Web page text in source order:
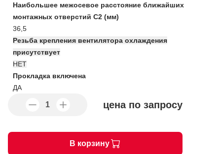
Наибольшее межосевое расстояние ближайших
монтажных отверстий C2 (мм)
36,5
Резьба крепления вентилятора охлаждения
присутствует
НЕТ
Прокладка включена
ДА
цена по запросу
В корзину